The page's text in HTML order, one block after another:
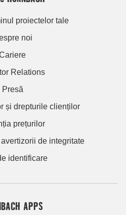
proiectelor tale
noi
Relations
Presă
și drepturile clienților
prețurilor
de integritate
identificare
APPS